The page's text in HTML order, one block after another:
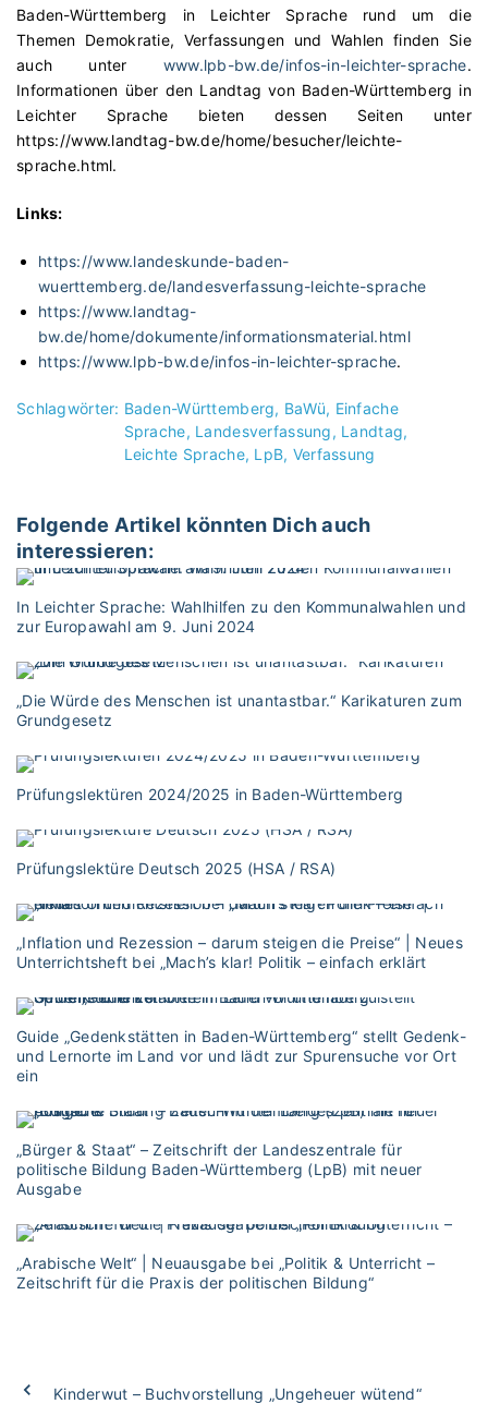
Baden-Württemberg in Leichter Sprache rund um die
Themen Demokratie, Verfassungen und Wahlen finden Sie
auch unter www.lpb-bw.de/infos-in-leichter-sprache.
Informationen über den Landtag von Baden-Württemberg in
Leichter Sprache bieten dessen Seiten unter
https://www.landtag-bw.de/home/besucher/leichte-
sprache.html.
Links:
https://www.landeskunde-baden-
wuerttemberg.de/landesverfassung-leichte-sprache
https://www.landtag-
bw.de/home/dokumente/informationsmaterial.html
https://www.lpb-bw.de/infos-in-leichter-sprache.
Schlagwörter: Baden-Württemberg BaWü
Einfache
Sprache Landesverfassung
Landtag
Leichte Sprache LpB Verfassung
Folgende Artikel könnten Dich auch
interessieren:
In Leichter Sprache: Wahlhilfen zu den Kommunalwahlen und
zur Europawahl am 9. Juni 2024
„Die Würde des Menschen ist unantastbar.“ Karikaturen zum
Grundgesetz
Prüfungslektüren 2024/2025 in Baden-Württemberg
Prüfungslektüre Deutsch 2025 (HSA / RSA)
„Inflation und Rezession – darum steigen die Preise“ | Neues
Unterrichtsheft bei „Mach’s klar! Politik – einfach erklärt
Guide „Gedenkstätten in Baden-Württemberg“ stellt Gedenk-
und Lernorte im Land vor und lädt zur Spurensuche vor Ort
ein
„Bürger & Staat“ – Zeitschrift der Landeszentrale für
politische Bildung Baden-Württemberg (LpB) mit neuer
Ausgabe
„Arabische Welt“ | Neuausgabe bei „Politik & Unterricht –
Zeitschrift für die Praxis der politischen Bildung“
Kinderwut – Buchvorstellung „Ungeheuer wütend“